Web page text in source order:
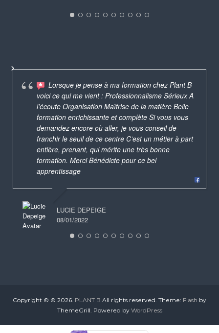
Lorsque je pense à ma formation chez Plant B
voici ce qui me vient : Professionnalisme Sérieux A
l’écoute Organisation Maîtrise de la matière Belle
formation enrichissante et complète Si vous vous
demandez encore où aller, je vous conseil de
franchir le seuil de ce centre C’est un métier à part
entière, prenant, qui mérite une très bonne
formation. Merci Bénédicte pour ce bel
apprentissage
LUCIE DEPEIGE
08/01/2022
Copyright © © 2026. PLANT B All rights reserved. Theme: Flash by
ThemeGrill. Powered by WordPress